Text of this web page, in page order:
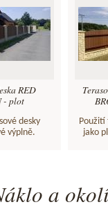
RED
- plot
desky
výplně.
Použití
jako
a